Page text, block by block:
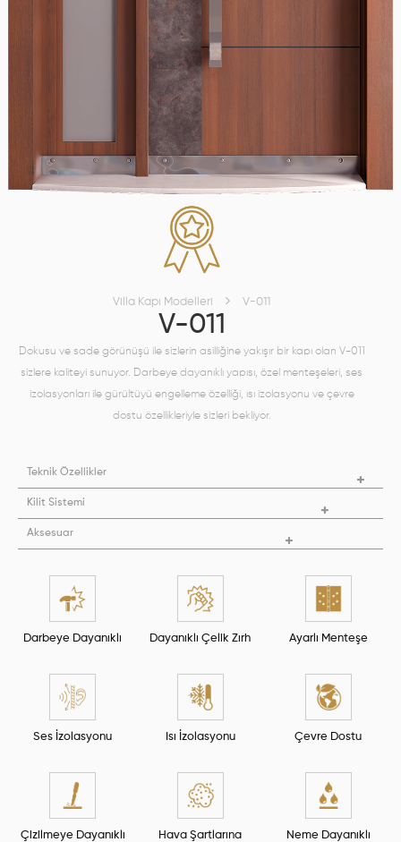
Villa Kapı Modelleri V-011
V-011
Dokusu ve sade görünüşü ile sizlerin asilliğine yakışır bir kapı olan V-011
sizlere kaliteyi sunuyor. Darbeye dayanıklı yapısı, özel menteşeleri, ses
izolasyonları ile gürültüyü engelleme özelliği, ısı izolasyonu ve çevre
dostu özellikleriyle sizleri bekliyor.
Teknik Özellikler
Kilit Sistemi
Aksesuar
Darbeye Dayanıklı Dayanıklı Çelik Zırh Ayarlı Menteşe
Ses İzolasyonu Isı İzolasyonu Çevre Dostu
Çizilmeye Dayanıklı
Hava Şartlarına
Neme Dayanıklı